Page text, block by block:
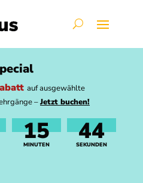
auf ausgewählte
–Jetzt buchen!
15
MINUTEN 43
SEKUNDEN